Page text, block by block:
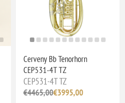
Cerveny Bb Tenorhorn
CEP531-4T TZ
CEP531-4T TZ
€4465,00€3995,00